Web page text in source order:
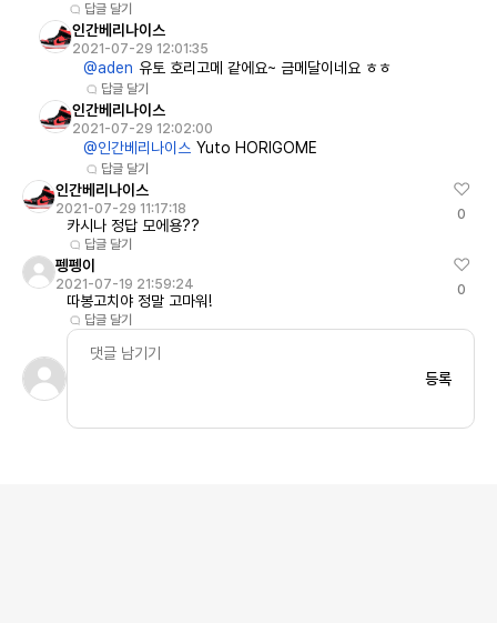
답글 달기
인간베리나이스
2021-07-29 12:01:35
@aden 유토 호리고메 같에요~ 금메달이네요 ㅎㅎ
답글 달기
인간베리나이스
2021-07-29 12:02:00
@인간베리나이스 Yuto HORIGOME
답글 달기
인간베리나이스
2021-07-29 11:17:18
카시나 정답 모에용??
답글 달기
0
펭펭이
2021-07-19 21:59:24
따봉고치야 정말 고마워!
답글 달기
0
등록